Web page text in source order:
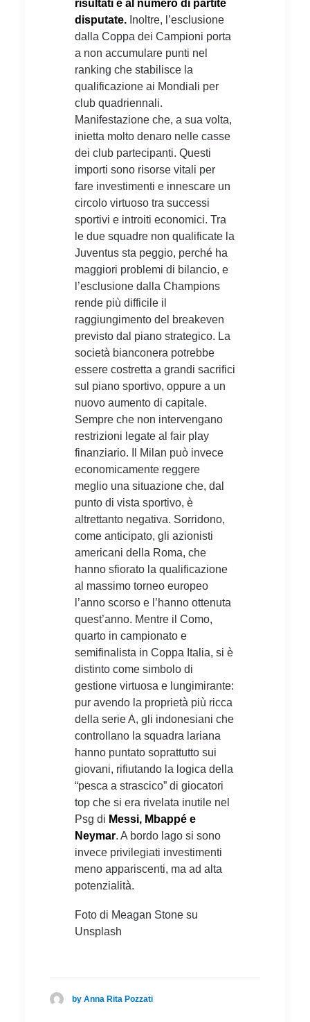
risultati e al numero di partite
disputate. Inoltre, l’esclusione
dalla Coppa dei Campioni porta
a non accumulare punti nel
ranking che stabilisce la
qualificazione ai Mondiali per
club quadriennali.
Manifestazione che, a sua volta,
inietta molto denaro nelle casse
dei club partecipanti. Questi
importi sono risorse vitali per
fare investimenti e innescare un
circolo virtuoso tra successi
sportivi e introiti economici. Tra
le due squadre non qualificate la
Juventus sta peggio, perché ha
maggiori problemi di bilancio, e
l’esclusione dalla Champions
rende più difficile il
raggiungimento del breakeven
previsto dal piano strategico. La
società bianconera potrebbe
essere costretta a grandi sacrifici
sul piano sportivo, oppure a un
nuovo aumento di capitale.
Sempre che non intervengano
restrizioni legate al fair play
finanziario. Il Milan può invece
economicamente reggere
meglio una situazione che, dal
punto di vista sportivo, è
altrettanto negativa. Sorridono,
come anticipato, gli azionisti
americani della Roma, che
hanno sfiorato la qualificazione
al massimo torneo europeo
l’anno scorso e l’hanno ottenuta
quest’anno. Mentre il Como,
quarto in campionato e
semifinalista in Coppa Italia, si è
distinto come simbolo di
gestione virtuosa e lungimirante:
pur avendo la proprietà più ricca
della serie A, gli indonesiani che
controllano la squadra lariana
hanno puntato soprattutto sui
giovani, rifiutando la logica della
“pesca a strascico” di giocatori
top che si era rivelata inutile nel
Psg di Messi, Mbappé e
Neymar. A bordo lago si sono
invece privilegiati investimenti
meno appariscenti, ma ad alta
potenzialità.
Foto di Meagan Stone su
Unsplash
by Anna Rita Pozzati